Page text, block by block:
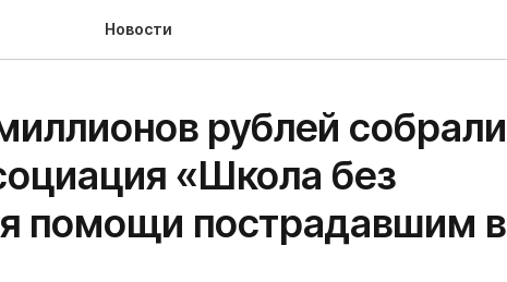
Новости
рублей собрали
«Школа без
помощи пострадавшим в